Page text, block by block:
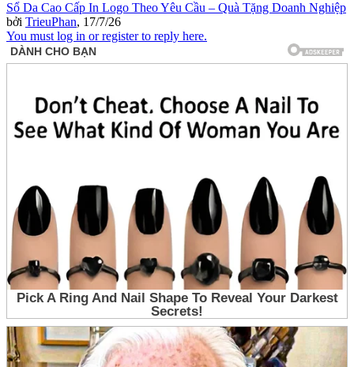
Sổ Da Cao Cấp In Logo Theo Yêu Cầu – Quà Tặng Doanh Nghiệp
bởi TrieuPhan, 17/7/26
You must log in or register to reply here.